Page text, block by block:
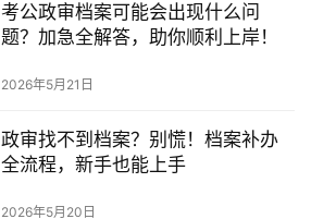
考公政审档案可能会出现什么问
题？加急全解答，助你顺利上岸！
2026年5月21日
政审找不到档案？别慌！档案补办
全流程，新手也能上手
2026年5月20日